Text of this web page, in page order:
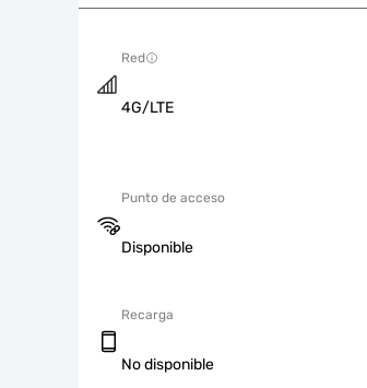
Red
4G/LTE
Punto de acceso
Disponible
Recarga
No disponible